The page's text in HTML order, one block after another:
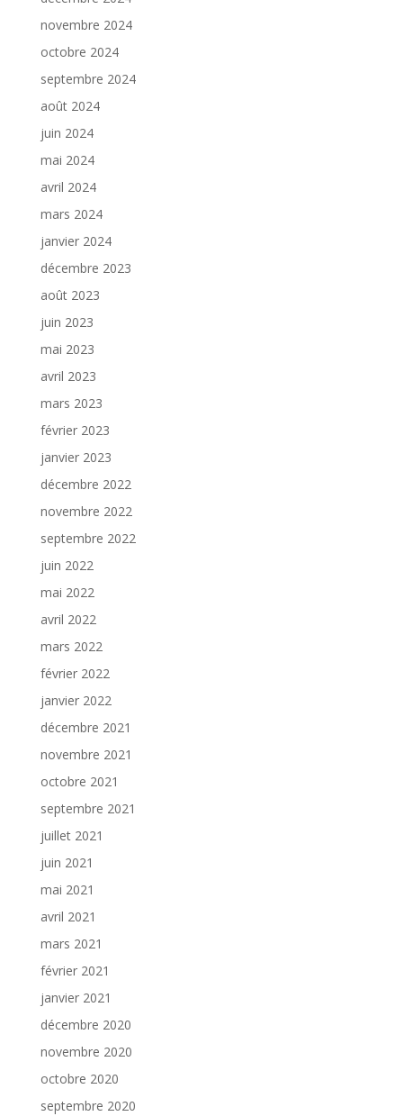
novembre 2024
octobre 2024
septembre 2024
août 2024
juin 2024
mai 2024
avril 2024
mars 2024
janvier 2024
décembre 2023
août 2023
juin 2023
mai 2023
avril 2023
mars 2023
février 2023
janvier 2023
décembre 2022
novembre 2022
septembre 2022
juin 2022
mai 2022
avril 2022
mars 2022
février 2022
janvier 2022
décembre 2021
novembre 2021
octobre 2021
septembre 2021
juillet 2021
juin 2021
mai 2021
avril 2021
mars 2021
février 2021
janvier 2021
décembre 2020
novembre 2020
octobre 2020
septembre 2020